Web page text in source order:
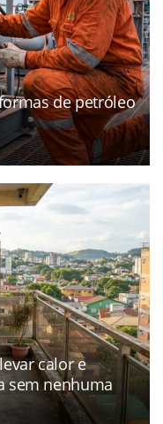
de petróleo
calor e
sem nenhuma